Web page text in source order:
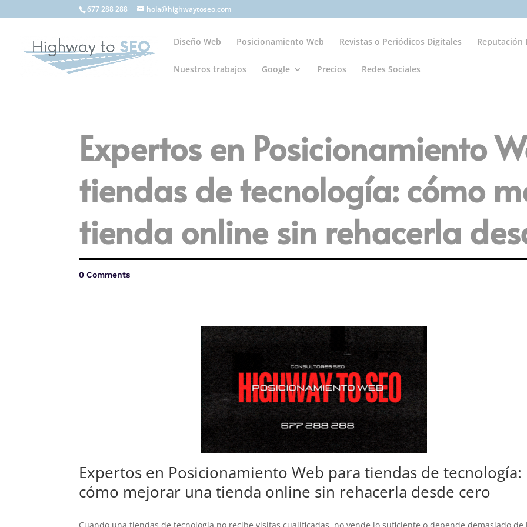
677 288 288 hola@highwaytoseo.com
Diseño Web Posicionamiento Web Revistas o Periódicos Digitales Reputación
Nuestros trabajos Google Precios Redes Sociales
Expertos en Posicionamiento
tiendas de tecnología: cómo
tienda online sin rehacerla
0 Comments
Expertos en Posicionamiento Web para tiendas de tecnología:
cómo mejorar una tienda online sin rehacerla desde cero